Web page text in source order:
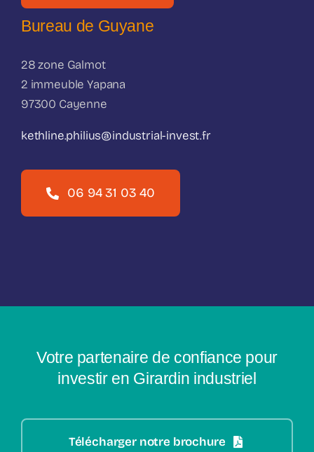
Bureau de Guyane
28 zone Galmot
2 immeuble Yapana
97300 Cayenne
kethline.philius@industrial-invest.fr
06 94 31 03 40
Votre partenaire de confiance pour
investir en Girardin industriel
Télécharger notre brochure